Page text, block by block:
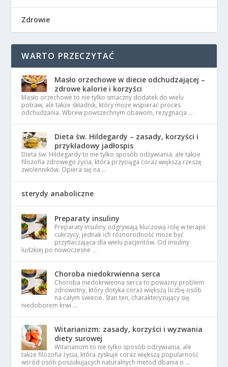
Zdrowie
WARTO PRZECZYTAĆ
Masło orzechowe w diecie odchudzającej –
zdrowe kalorie i korzyści
Masło orzechowe to nie tylko smaczny dodatek do wielu
potraw, ale także składnik, który może wspierać proces
odchudzania. Wbrew powszechnym obawom, rezygnacja …
Dieta św. Hildegardy – zasady, korzyści i
przykładowy jadłospis
Dieta św. Hildegardy to nie tylko sposób odżywiania, ale także
filozofia zdrowego życia, która przyciąga coraz większą rzeszę
zwolenników. Opiera się na …
sterydy anaboliczne
Preparaty insuliny
Preparaty insuliny odgrywają kluczową rolę w terapii
cukrzycy, jednak ich różnorodność może być
przytłaczająca dla wielu pacjentów. Od insuliny
ludzkiej po nowoczesne …
Choroba niedokrwienna serca
Choroba niedokrwienna serca to poważny problem
zdrowotny, który dotyka coraz większą liczbę osób
na całym świecie. Stan ten, charakteryzujący się
niedoborem krwi …
Witarianizm: zasady, korzyści i wyzwania
diety surowej
Witarianizm to nie tylko sposób odżywiania, ale
także filozofia życia, która zyskuje coraz większą popularność
wśród osób poszukujących naturalnych metod dbania o …